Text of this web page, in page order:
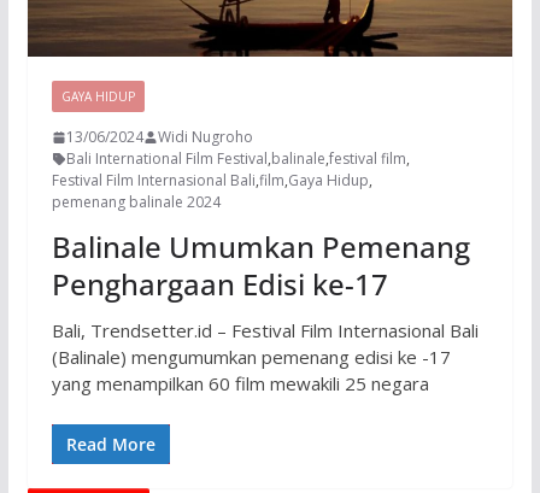
GAYA HIDUP
13/06/2024
Widi Nugroho
Bali International Film Festival,balinale,festival film,
Festival Film Internasional Bali,film,Gaya Hidup,
pemenang balinale 2024
Balinale Umumkan Pemenang
Penghargaan Edisi ke-17
Bali, Trendsetter.id – Festival Film Internasional Bali
(Balinale) mengumumkan pemenang edisi ke -17
yang menampilkan 60 film mewakili 25 negara
Read More